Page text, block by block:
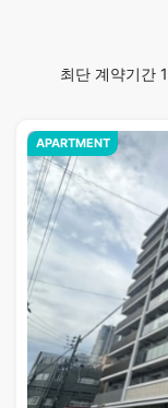
최단 계약기간
APARTMENT